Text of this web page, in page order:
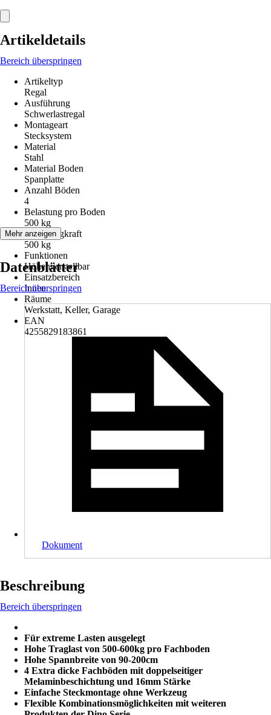
Artikeldetails
Bereich überspringen
Artikeltyp
Regal
Ausführung
Schwerlastregal
Montageart
Stecksystem
Material
Stahl
Material Boden
Spanplatte
Anzahl Böden
4
Belastung pro Boden
500 kg
Max. Tragkraft
500 kg
Funktionen
Höhenverstellbar
Einsatzbereich
Innen
Räume
Werkstatt, Keller, Garage
EAN
4255829183861
Mehr anzeigen
Datenblätter
Bereich überspringen
Dokument
Beschreibung
Bereich überspringen
Für extreme Lasten ausgelegt
Hohe Traglast von 500-600kg pro Fachboden
Hohe Spannbreite von 90-200cm
4 Extra dicke Fachböden mit doppelseitiger
Melaminbeschichtung und 16mm Stärke
Einfache Steckmontage ohne Werkzeug
Flexible Kombinationsmöglichkeiten mit weiteren